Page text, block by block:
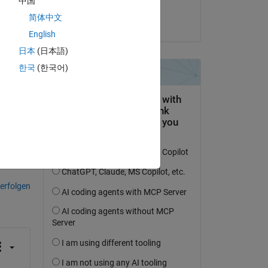
am 3 Apr. 2025
简体中文
English
日本 (日本語)
한국 (한국어)